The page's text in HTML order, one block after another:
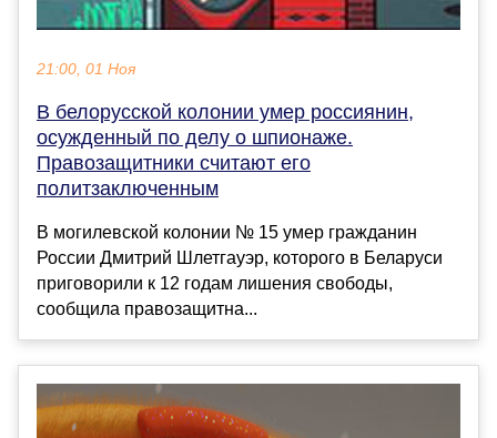
21:00, 01 Ноя
В белорусской колонии умер россиянин,
осужденный по делу о шпионаже.
Правозащитники считают его
политзаключенным
В могилевской колонии № 15 умер гражданин
России Дмитрий Шлетгауэр, которого в Беларуси
приговорили к 12 годам лишения свободы,
сообщила правозащитна...